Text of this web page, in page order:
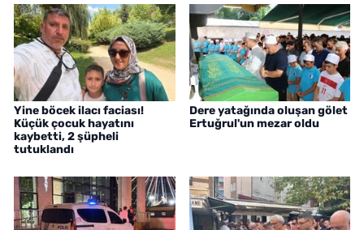
Yine böcek ilacı faciası!
Küçük çocuk hayatını
kaybetti, 2 şüpheli
tutuklandı
Dere yatağında oluşan gölet
Ertuğrul'un mezar oldu